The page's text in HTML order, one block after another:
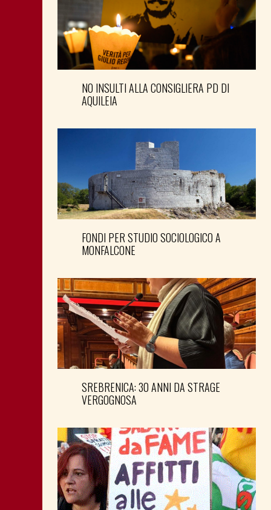
NO INSULTI ALLA CONSIGLIERA PD DI
AQUILEIA
FONDI PER STUDIO SOCIOLOGICO A
MONFALCONE
SREBRENICA: 30 ANNI DA STRAGE
VERGOGNOSA